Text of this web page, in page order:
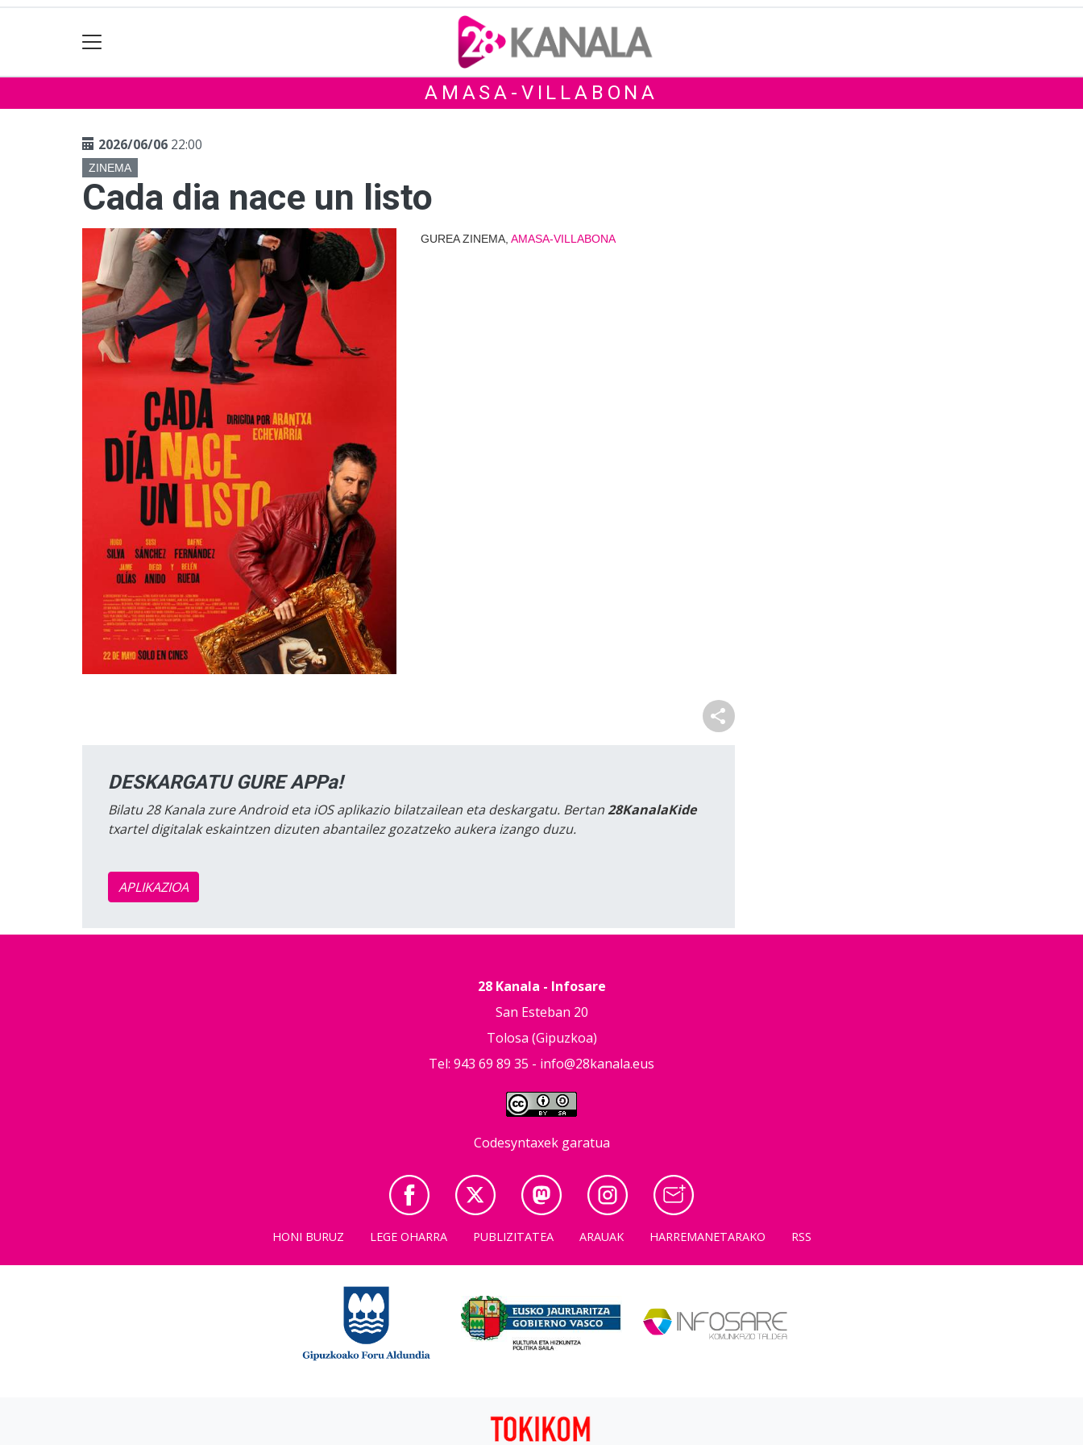
AMASA-VILLABONA
2026/06/06 22:00
ZINEMA
Cada dia nace un listo
GUREA ZINEMA, AMASA-VILLABONA
DESKARGATU GURE APPa!
Bilatu 28 Kanala zure Android eta iOS aplikazio bilatzailean eta deskargatu. Bertan28KanalaKide
txartel digitalak eskaintzen dizuten abantailez gozatzeko aukera izango duzu.
APLIKAZIOA
28 Kanala - Infosare
San Esteban 20
Tolosa (Gipuzkoa)
Tel: 943 69 89 35 - info@28kanala.eus
Codesyntaxek garatua
HONI BURUZ LEGE OHARRA PUBLIZITATEA ARAUAK HARREMANETARAKO RSS